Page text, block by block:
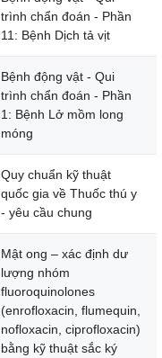
trình chẩn đoán - Phần
11: Bệnh Dịch tả vịt
Bệnh động vật - Qui
trình chẩn đoán - Phần
1: Bệnh Lở mồm long
móng
Quy chuẩn kỹ thuật
quốc gia về Thuốc thú y
- yêu cầu chung
Mật ong – xác định dư
lượng nhóm
fluoroquinolones
(enrofloxacin, flumequin,
nofloxacin, ciprofloxacin)
bằng kỹ thuật sắc ký